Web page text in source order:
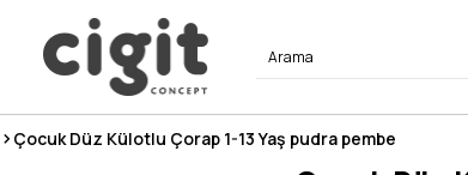
Çocuk Düz Külotlu Çorap 1-13 Yaş pudra pembe